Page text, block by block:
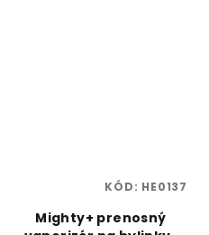
Mighty+ prenosný
KÓD: HE0137